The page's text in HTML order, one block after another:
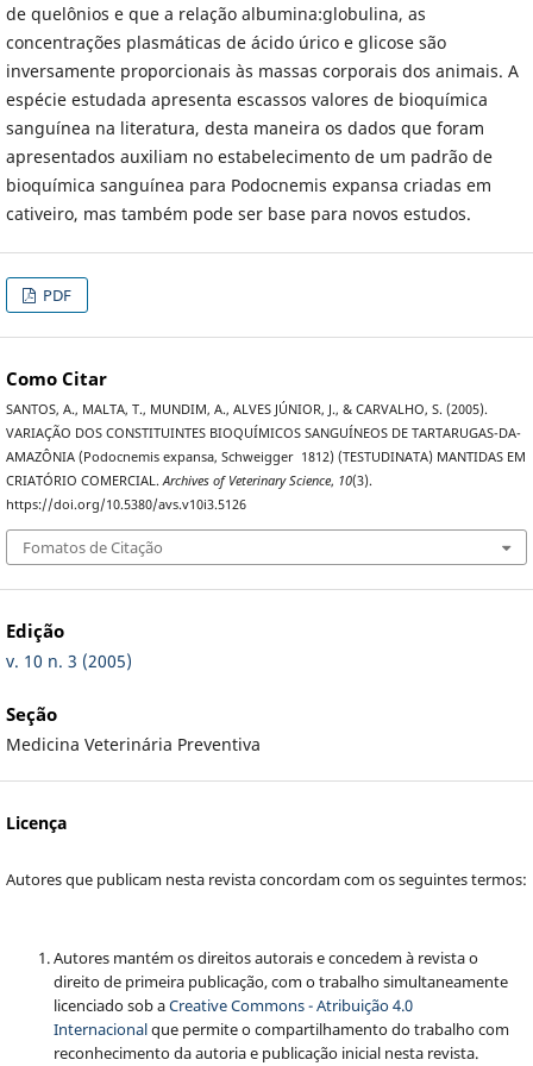
de quelônios e que a relação albumina:globulina, as
concentrações plasmáticas de ácido úrico e glicose são
inversamente proporcionais às massas corporais dos animais. A
espécie estudada apresenta escassos valores de bioquímica
sanguínea na literatura, desta maneira os dados que foram
apresentados auxiliam no estabelecimento de um padrão de
bioquímica sanguínea para Podocnemis expansa criadas em
cativeiro, mas também pode ser base para novos estudos.
PDF
Como Citar
SANTOS, A., MALTA, T., MUNDIM, A., ALVES JÚNIOR, J., & CARVALHO, S. (2005).
VARIAÇÃO DOS CONSTITUINTES BIOQUÍMICOS SANGUÍNEOS DE TARTARUGAS-DA-
AMAZÔNIA (Podocnemis expansa, Schweigger  1812) (TESTUDINATA) MANTIDAS EM
CRIATÓRIO COMERCIAL.Archives of Veterinary Science, 10(3).
https://doi.org/10.5380/avs.v10i3.5126
Fomatos de Citação
Edição
v. 10 n. 3 (2005)
Seção
Medicina Veterinária Preventiva
Licença
Autores que publicam nesta revista concordam com os seguintes termos:
Autores mantém os direitos autorais e concedem à revista o
direito de primeira publicação, com o trabalho simultaneamente
licenciado sob aCreative Commons - Atribuição 4.0
Internacionalque permite o compartilhamento do trabalho com
reconhecimento da autoria e publicação inicial nesta revista.